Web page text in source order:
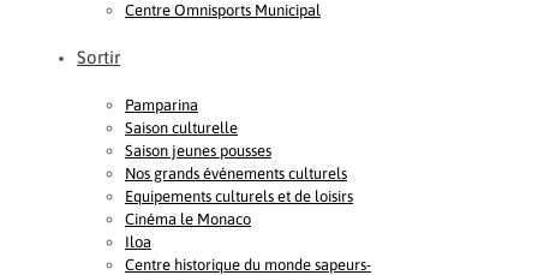
Centre Omnisports Municipal
Sortir
Pamparina
Saison culturelle
Saison jeunes pousses
Nos grands événements culturels
Equipements culturels et de loisirs
Cinéma le Monaco
Iloa
Centre historique du monde sapeurs-